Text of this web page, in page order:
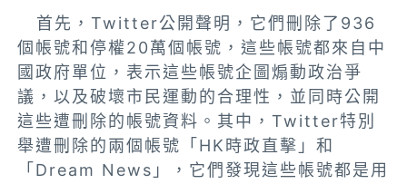
首先，Twitter公開聲明，它們刪除了936
個帳號和停權20萬個帳號，這些帳號都來自中
國政府單位，表示這些帳號企圖煽動政治爭
議，以及破壞市民運動的合理性，並同時公開
這些遭刪除的帳號資料。其中，Twitter特別
舉遭刪除的兩個帳號「HK時政直擊」和
「Dream News」，它們發現這些帳號都是用